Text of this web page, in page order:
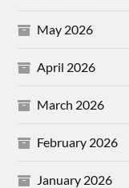
May 2026
April 2026
March 2026
February 2026
January 2026